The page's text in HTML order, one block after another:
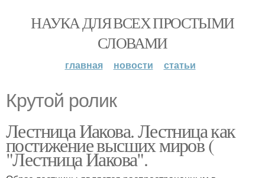
НАУКА ДЛЯ ВСЕХ ПРОСТЫМИ
СЛОВАМИ
главная новости статьи
Крутой ролик
Лестница Иакова. Лестница как
постижение высших миров (
"Лестница Иакова".